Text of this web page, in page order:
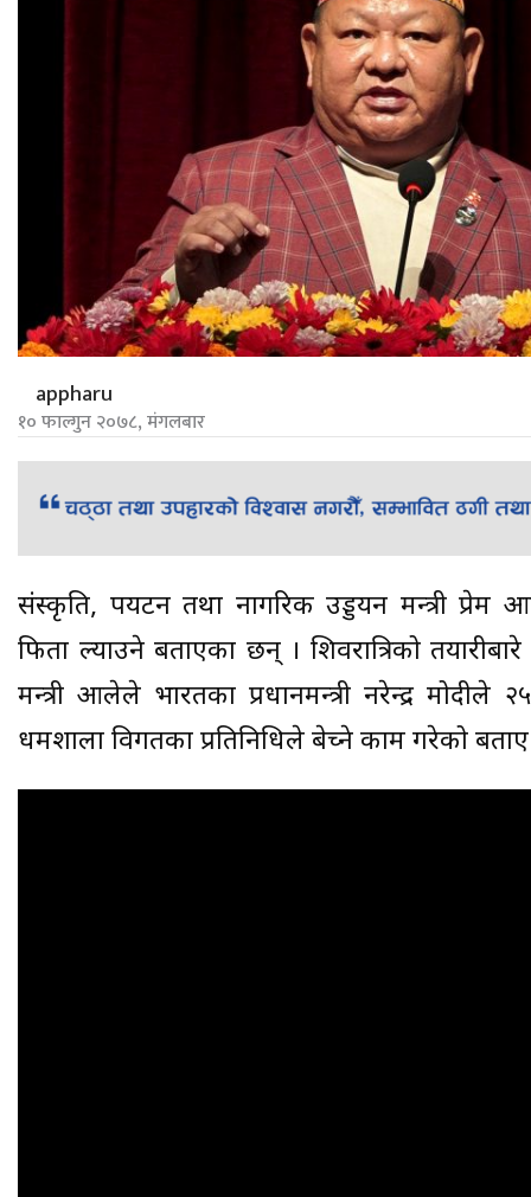
appharu
१० फाल्गुन २०७८, मंगलबार
संस्कृति, पर्यटन तथा नागरिक उड्डयन मन्त्री प्रेम
फिर्ता ल्याउने बताएका छन् । शिवरात्रिको
मन्त्री आलेले भारतका प्रधानमन्त्री नरेन्द्र मोदीले
धर्मशाला विगतका प्रतिनिधिले बेच्ने काम गरेको